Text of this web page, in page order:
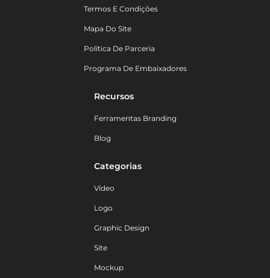
Termos E Condições
Mapa Do Site
Política De Parceria
Programa De Embaixadores
Recursos
Ferramentas Branding
Blog
Categorias
Vídeo
Logo
Graphic Design
Site
Mockup